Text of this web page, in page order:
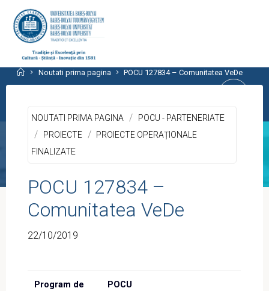
content
CENTRUL PROGRAMELOR
UNIVERSITATEA BABEŞ-BOLYAI, CLUJ-
NAPOCA
HomeNoutati prima pagina POCU 127834 – Comunitatea VeDe
NOUTATI PRIMA PAGINA / POCU - PARTENERIATE
/ PROIECTE / PROIECTE OPERAȚIONALE
FINALIZATE
POCU 127834 –
Comunitatea VeDe
22/10/2019
Program de
POCU